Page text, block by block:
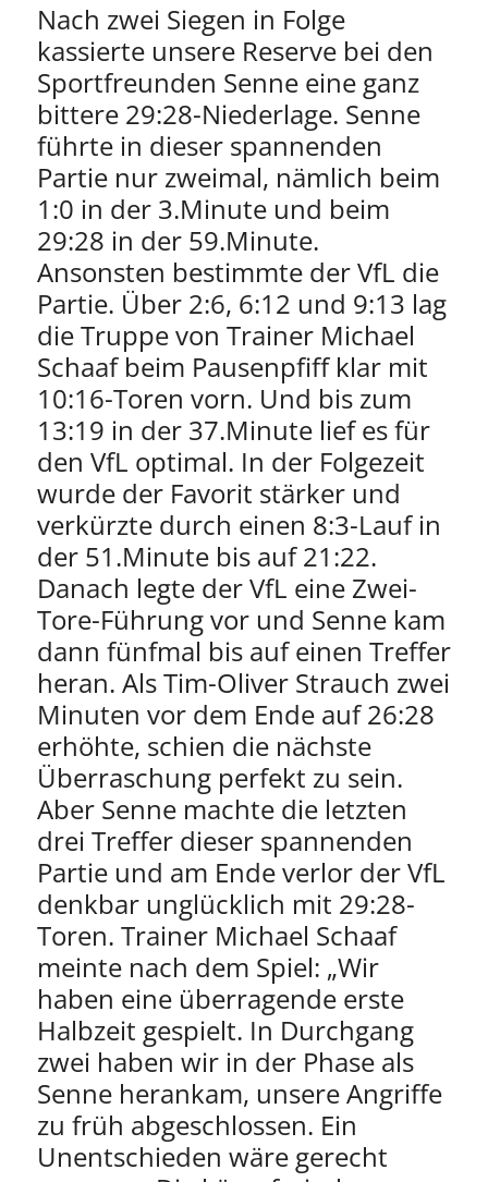
Nach zwei Siegen in Folge
kassierte unsere Reserve bei den
Sportfreunden Senne eine ganz
bittere 29:28-Niederlage. Senne
führte in dieser spannenden
Partie nur zweimal, nämlich beim
1:0 in der 3.Minute und beim
29:28 in der 59.Minute.
Ansonsten bestimmte der VfL die
Partie. Über 2:6, 6:12 und 9:13 lag
die Truppe von Trainer Michael
Schaaf beim Pausenpfiff klar mit
10:16-Toren vorn. Und bis zum
13:19 in der 37.Minute lief es für
den VfL optimal. In der Folgezeit
wurde der Favorit stärker und
verkürzte durch einen 8:3-Lauf in
der 51.Minute bis auf 21:22.
Danach legte der VfL eine Zwei-
Tore-Führung vor und Senne kam
dann fünfmal bis auf einen Treffer
heran. Als Tim-Oliver Strauch zwei
Minuten vor dem Ende auf 26:28
erhöhte, schien die nächste
Überraschung perfekt zu sein.
Aber Senne machte die letzten
drei Treffer dieser spannenden
Partie und am Ende verlor der VfL
denkbar unglücklich mit 29:28-
Toren. Trainer Michael Schaaf
meinte nach dem Spiel: „Wir
haben eine überragende erste
Halbzeit gespielt. In Durchgang
zwei haben wir in der Phase als
Senne herankam, unsere Angriffe
zu früh abgeschlossen. Ein
Unentschieden wäre gerecht